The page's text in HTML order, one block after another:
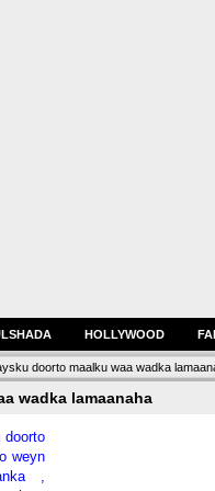
HOLLYWOOD
doorto maalku waa wadka
wadka lamaanaha
weyn
,